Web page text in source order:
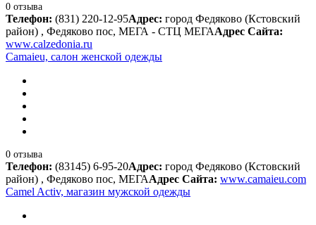
0 отзыва
Телефон: (831) 220-12-95Адрес: город Федяково (Кстовский
район) , Федяково пос, МЕГА - СТЦ МЕГААдрес Сайта:
www.calzedonia.ru
Camaieu, салон женской одежды
0 отзыва
Телефон: (83145) 6-95-20Адрес: город Федяково (Кстовский
район) , Федяково пос, МЕГААдрес Сайта: www.camaieu.com
Camel Activ, магазин мужской одежды